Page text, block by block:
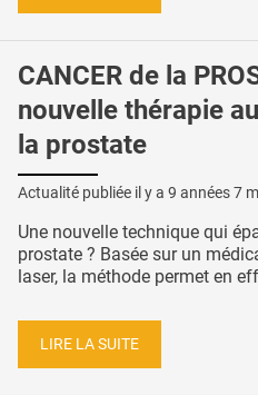
CANCER de la
nouvelle thérapie
la prostate
Actualité publiée il y a 9 années 7
Une nouvelle technique qui
prostate ? Basée sur un
laser, la méthode permet en
LIRE LA SUITE